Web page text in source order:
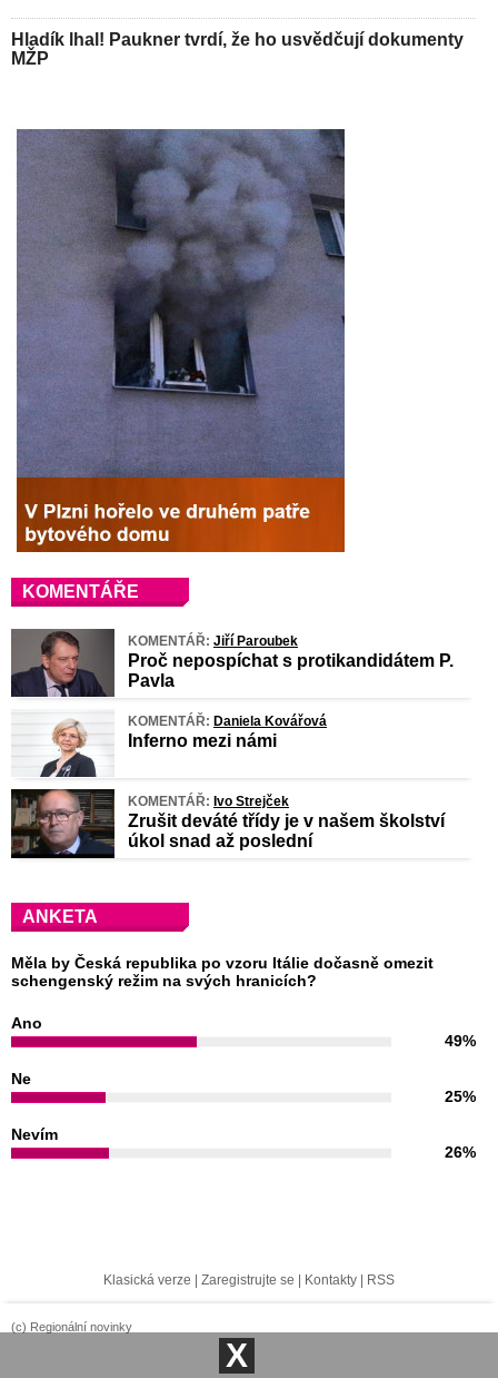
Hladík lhal! Paukner tvrdí, že ho usvědčují dokumenty
MŽP
KOMENTÁŘE
KOMENTÁŘ: Jiří Paroubek
Proč nepospíchat s protikandidátem P.
Pavla
KOMENTÁŘ: Daniela Kovářová
Inferno mezi námi
KOMENTÁŘ: Ivo Strejček
Zrušit deváté třídy je v našem školství
úkol snad až poslední
ANKETA
Měla by Česká republika po vzoru Itálie dočasně omezit
schengenský režim na svých hranicích?
Ano
49%
Ne
25%
Nevím
26%
Klasická verze Zaregistrujte se Kontakty RSS
(c) Regionální novinky
X